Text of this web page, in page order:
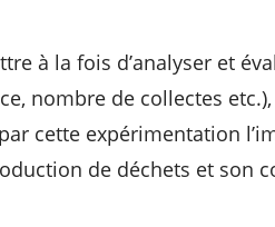
à la fois d’analyser et
nombre de collectes
cette expérimentation
de déchets et son